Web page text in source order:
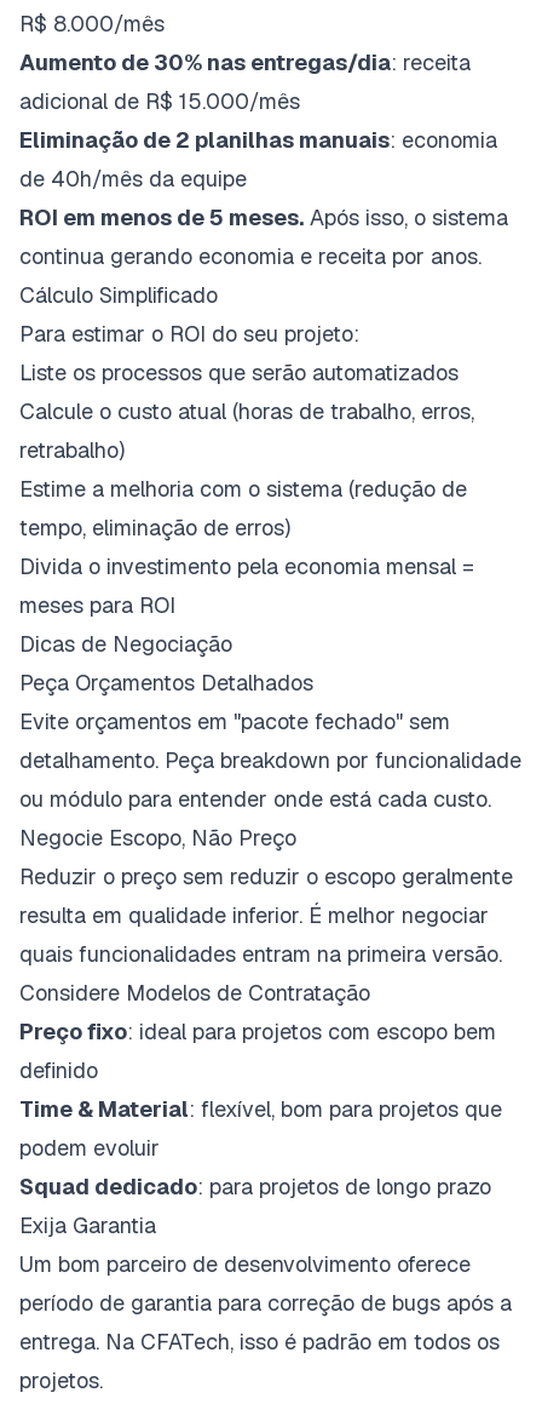
R$ 8.000/mês
Aumento de 30% nas entregas/dia: receita
adicional de R$ 15.000/mês
Eliminação de 2 planilhas manuais: economia
de 40h/mês da equipe
ROI em menos de 5 meses. Após isso, o sistema
continua gerando economia e receita por anos.
Cálculo Simplificado
Para estimar o ROI do seu projeto:
Liste os processos que serão automatizados
Calcule o custo atual (horas de trabalho, erros,
retrabalho)
Estime a melhoria com o sistema (redução de
tempo, eliminação de erros)
Divida o investimento pela economia mensal =
meses para ROI
Dicas de Negociação
Peça Orçamentos Detalhados
Evite orçamentos em "pacote fechado" sem
detalhamento. Peça breakdown por funcionalidade
ou módulo para entender onde está cada custo.
Negocie Escopo, Não Preço
Reduzir o preço sem reduzir o escopo geralmente
resulta em qualidade inferior. É melhor negociar
quais funcionalidades entram na primeira versão.
Considere Modelos de Contratação
Preço fixo: ideal para projetos com escopo bem
definido
Time & Material: flexível, bom para projetos que
podem evoluir
Squad dedicado: para projetos de longo prazo
Exija Garantia
Um bom parceiro de desenvolvimento oferece
período de garantia para correção de bugs após a
entrega. Na CFATech, isso é padrão em todos os
projetos.